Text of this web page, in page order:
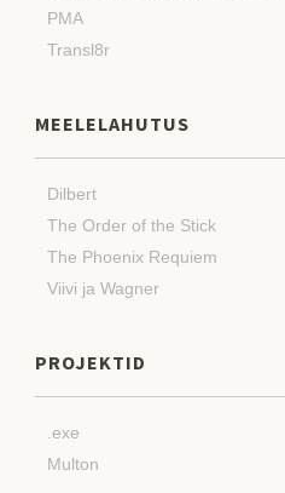
PMA
Transl8r
MEELELAHUTUS
Dilbert
The Order of the Stick
The Phoenix Requiem
Viivi ja Wagner
PROJEKTID
.exe
Multon